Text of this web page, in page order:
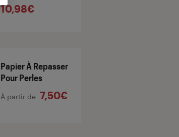
10,98€
Papier À Repasser
Pour Perles
À partir de 7,50€